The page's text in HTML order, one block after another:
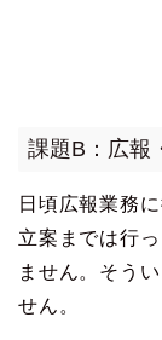
課題B：広報
日頃広報業務
立案までは行
ません。そう
せん。